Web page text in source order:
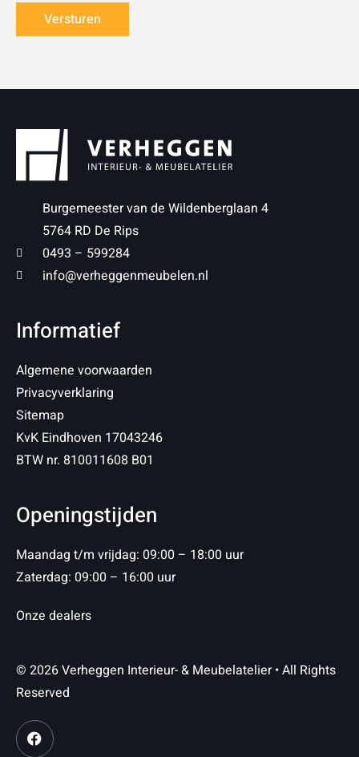
Burgemeester van de Wildenberglaan 4
5764 RD De Rips
0493 – 599284
info@verheggenmeubelen.nl
Informatief
Algemene voorwaarden
Privacyverklaring
Sitemap
KvK Eindhoven 17043246
BTW nr. 810011608 B01
Openingstijden
Maandag t/m vrijdag: 09:00 – 18:00 uur
Zaterdag: 09:00 – 16:00 uur
Onze dealers
© 2026 Verheggen Interieur- & Meubelatelier • All Rights
Reserved